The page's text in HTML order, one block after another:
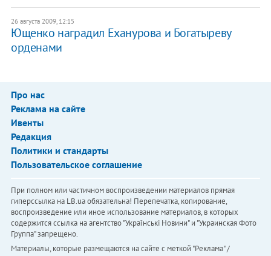
26 августа 2009, 12:15
Ющенко наградил Еханурова и Богатыреву
орденами
Про нас
Реклама на сайте
Ивенты
Редакция
Политики и стандарты
Пользовательское соглашение
При полном или частичном воспроизведении материалов прямая
гиперссылка на LB.ua обязательна! Перепечатка, копирование,
воспроизведение или иное использование материалов, в которых
содержится ссылка на агентство "Українськi Новини" и "Украинская Фото
Группа" запрещено.
Материалы, которые размещаются на сайте с меткой "Реклама" /